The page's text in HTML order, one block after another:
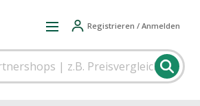
Registrieren / Anmelden